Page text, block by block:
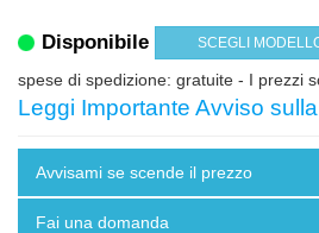
Disponibile SCEGLI
spese di spedizione: gratuite - I prezzi
Leggi Importante Avviso
Avvisami se scende il prezzo
Fai una domanda